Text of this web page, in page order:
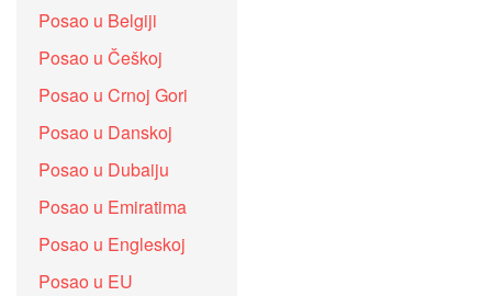
Posao u Belgiji
Posao u Češkoj
Posao u Crnoj Gori
Posao u Danskoj
Posao u Dubaiju
Posao u Emiratima
Posao u Engleskoj
Posao u EU